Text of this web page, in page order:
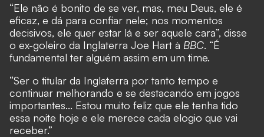
“Ele não é bonito de se ver, mas, meu Deus, ele é
eficaz, e dá para confiar nele; nos momentos
decisivos, ele quer estar lá e ser aquele cara”, disse
o ex-goleiro da Inglaterra Joe Hart à BBC. “É
fundamental ter alguém assim em um time.
“Ser o titular da Inglaterra por tanto tempo e
continuar melhorando e se destacando em jogos
importantes... Estou muito feliz que ele tenha tido
essa noite hoje e ele merece cada elogio que vai
receber.”